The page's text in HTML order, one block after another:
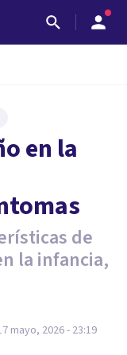
en la
de
la infancia,
mayo, 2026 - 23:19